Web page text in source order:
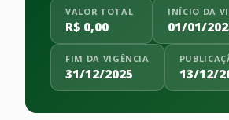
VALOR TOTAL
R$ 0,00
INÍCIO DA
01/01/
FIM DA VIGÊNCIA
31/12/2025 13/12/